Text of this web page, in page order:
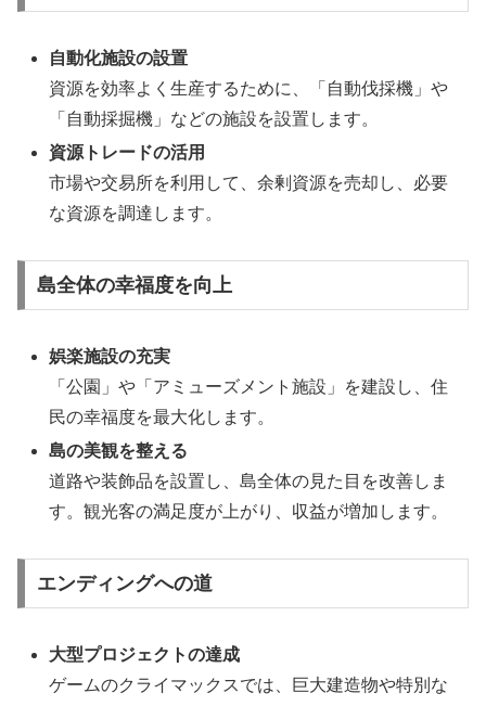
自動化施設の設置
資源を効率よく生産するために、「自動伐採機」や
「自動採掘機」などの施設を設置します。
資源トレードの活用
市場や交易所を利用して、余剰資源を売却し、必要
な資源を調達します。
島全体の幸福度を向上
娯楽施設の充実
「公園」や「アミューズメント施設」を建設し、住
民の幸福度を最大化します。
島の美観を整える
道路や装飾品を設置し、島全体の見た目を改善しま
す。観光客の満足度が上がり、収益が増加します。
エンディングへの道
大型プロジェクトの達成
ゲームのクライマックスでは、巨大建造物や特別な